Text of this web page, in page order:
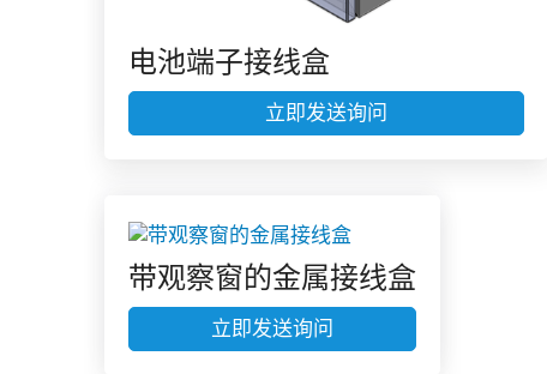
电池端子接线盒
立即发送询问
带观察窗的金属接线盒
立即发送询问